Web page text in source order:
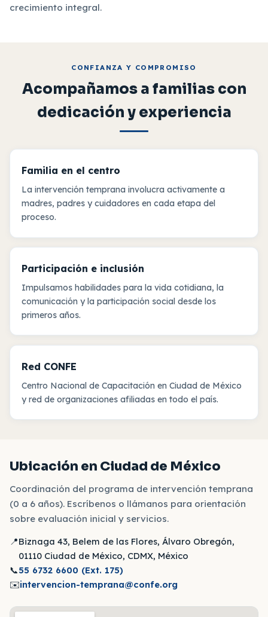
crecimiento integral.
CONFIANZA Y COMPROMISO
Acompañamos a familias con
dedicación y experiencia
Familia en el centro
La intervención temprana involucra activamente a
madres, padres y cuidadores en cada etapa del
proceso.
Participación e inclusión
Impulsamos habilidades para la vida cotidiana, la
comunicación y la participación social desde los
primeros años.
Red CONFE
Centro Nacional de Capacitación en Ciudad de México
y red de organizaciones afiliadas en todo el país.
Ubicación en Ciudad de México
Coordinación del programa de intervención temprana
(0 a 6 años). Escríbenos o llámanos para orientación
sobre evaluación inicial y servicios.
📍Biznaga 43, Belem de las Flores, Álvaro Obregón,
01110 Ciudad de México, CDMX, México
📞55 6732 6600 (Ext. 175)
✉️intervencion-temprana@confe.org